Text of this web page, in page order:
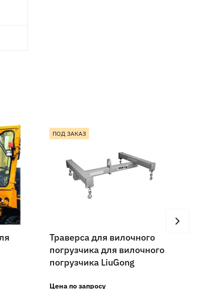
ПОД ЗАКАЗ
Траверса для вилочного
погрузчика для вилочного
погрузчика LiuGong
Цена по запросу